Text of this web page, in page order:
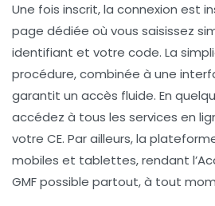
Une fois inscrit, la connexion est
page dédiée où vous saisissez
identifiant et votre code. La
procédure, combinée à une
garantit un accès fluide. En
accédez à tous les services en
votre CE. Par ailleurs, la
mobiles et tablettes, rendant
GMF possible partout, à tout